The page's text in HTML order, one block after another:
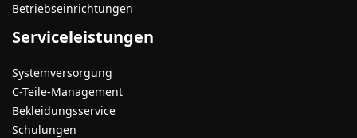
Betriebseinrichtungen
Serviceleistungen
Systemversorgung
C-Teile-Management
Bekleidungsservice
Schulungen